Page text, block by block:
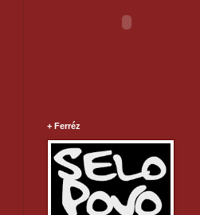
+ Ferréz